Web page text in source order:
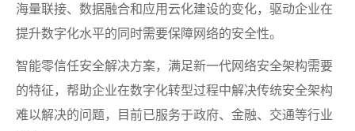
海量联接、数据融合和应用云化建设的变化，驱动企业在
提升数字化水平的同时需要保障网络的安全性。
智能零信任安全解决方案，满足新一代网络安全架构需要
的特征，帮助企业在数字化转型过程中解决传统安全架构
难以解决的问题，目前已服务于政府、金融、交通等行业